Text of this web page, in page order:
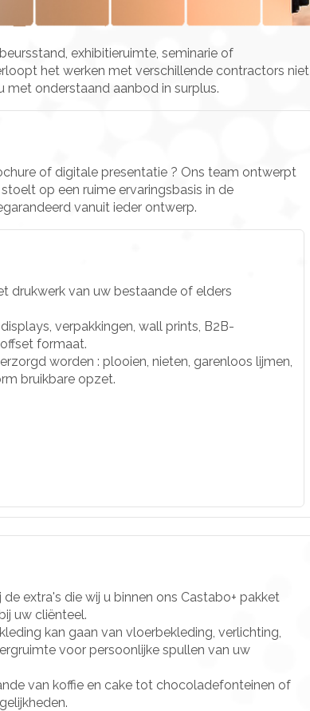
exhibitieruimte, seminarie of
het werken met verschillende contractors niet
met onderstaand aanbod in surplus.
of digitale presentatie ? Ons team ontwerpt
op een ruime ervaringsbasis in de
vanuit ieder ontwerp.
drukwerk van uw bestaande of elders
verpakkingen, wall prints, B2B-
formaat.
worden : plooien, nieten, garenloos lijmen,
bruikbare opzet.
extra's die wij u binnen ons Castabo+ pakket
uw cliënteel.
kan gaan van vloerbekleding, verlichting,
voor persoonlijke spullen van uw
van koffie en cake tot chocoladefonteinen of